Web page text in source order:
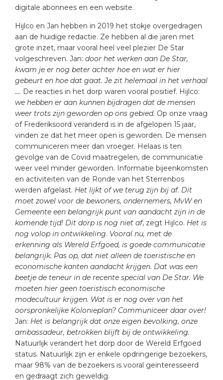
digitale abonnees en een website.
Hijlco en Jan hebben in 2019 het stokje overgedragen
aan de huidige redactie. Ze hebben al die jaren met
grote inzet, maar vooral heel veel plezier De Star
volgeschreven. Jan: door het werken aan De Star,
kwam je er nog beter achter hoe en wat er hier
gebeurt en hoe dat gaat. Je zit helemaal in het verhaal
…. De reacties in het dorp waren vooral positief. Hijlco:
we hebben er aan kunnen bijdragen dat de mensen
weer trots zijn geworden op ons gebied. Op onze vraag
of Frederiksoord veranderd is in de afgelopen 15 jaar,
vinden ze dat het meer open is geworden. De mensen
communiceren meer dan vroeger. Helaas is ten
gevolge van de Covid maatregelen, de communicatie
weer veel minder geworden. Informatie bijeenkomsten
en activiteiten van de Ronde van het Sterrenbos
werden afgelast. Het lijkt of we terug zijn bij af. Dit
moet zowel voor de bewoners, ondernemers, MvW en
Gemeente een belangrijk punt van aandacht zijn in de
komende tijd! Dit dorp is nog niet af, zegt Hijlco. Het is
nog volop in ontwikkeling. Vooral nu, met de
erkenning als Wereld Erfgoed, is goede communicatie
belangrijk. Pas op, dat niet alleen de toeristische en
economische kanten aandacht krijgen. Dat was een
beetje de teneur in de recente special van De Star. We
moeten hier geen toeristisch economische
modecultuur krijgen. Wat is er nog over van het
oorspronkelijke Kolonieplan? Communiceer daar over!
Jan: Het is belangrijk dat onze eigen bevolking, onze
ambassadeur, betrokken blijft bij de ontwikkeling.
Natuurlijk verandert het dorp door de Wereld Erfgoed
status. Natuurlijk zijn er enkele opdringerige bezoekers,
maar 98% van de bezoekers is vooral geïnteresseerd
en gedraagt zich geweldig.